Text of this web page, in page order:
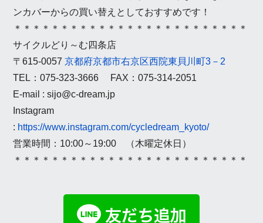
ンカバーからの買い替えとしておすすめです！
＊＊＊＊＊＊＊＊＊＊＊＊＊＊＊＊＊＊＊＊＊＊＊＊＊
サイクルどり～む四条店
〒615-0057 京都府京都市右京区西院東貝川町3－2
TEL：075-323-3666 FAX：075-314-2051
E-mail : sijo@c-dream.jp
Instagram
: https://www.instagram.com/cycledream_kyoto/
営業時間：10:00～19:00 （木曜定休日）
＊＊＊＊＊＊＊＊＊＊＊＊＊＊＊＊＊＊＊＊＊＊＊＊＊